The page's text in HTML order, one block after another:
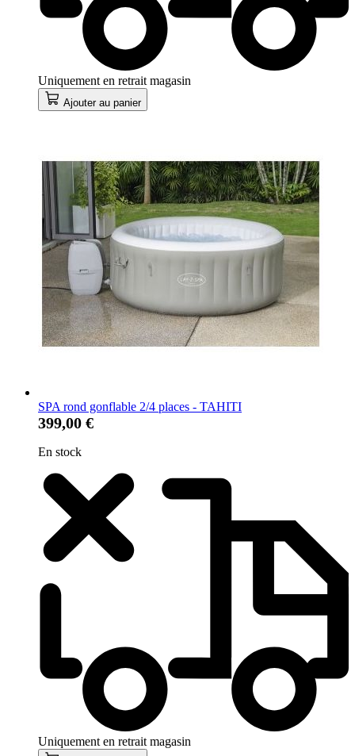
Uniquement en retrait magasin
Ajouter au panier
SPA rond gonflable 2/4 places - TAHITI
399,00 €
En stock
Uniquement en retrait magasin